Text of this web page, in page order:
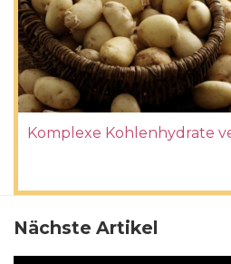
Komplexe Kohlenhydrate
Nächste Artikel